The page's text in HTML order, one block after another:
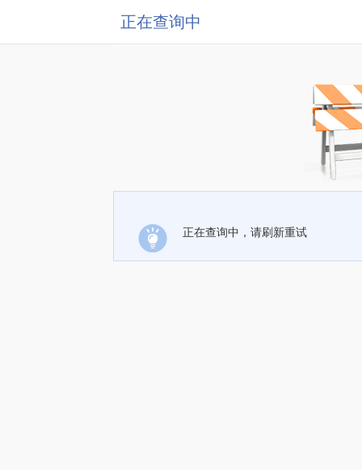
正在查询中
正在查询中，请刷新重试